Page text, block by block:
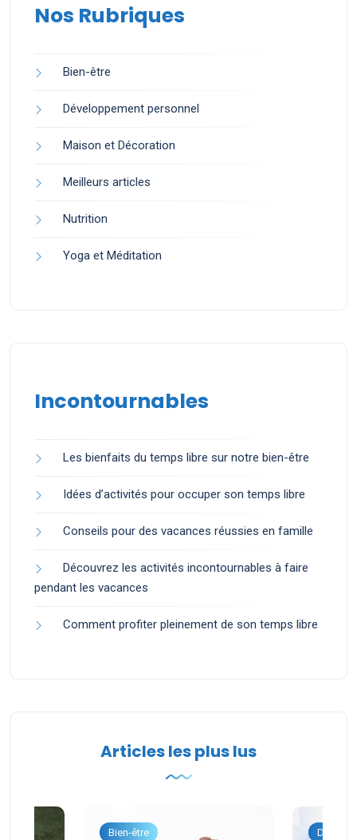
Nos Rubriques
Bien-être
Développement personnel
Maison et Décoration
Meilleurs articles
Nutrition
Yoga et Méditation
Incontournables
Les bienfaits du temps libre sur notre bien-être
Idées d’activités pour occuper son temps libre
Conseils pour des vacances réussies en famille
Découvrez les activités incontournables à faire
pendant les vacances
Comment profiter pleinement de son temps libre
Articles les plus lus
Bien-être